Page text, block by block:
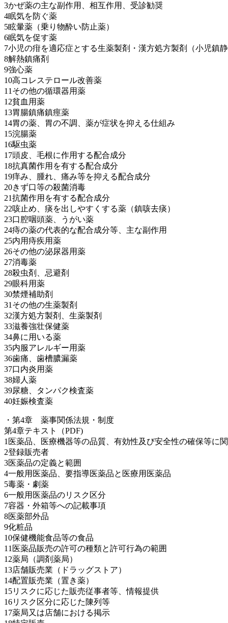
3かぜ薬の主な副作用、相互作用、受診勧奨
4眠気を防ぐ薬
5眩暈薬（乗り物酔い防止薬）
6眠気を促す薬
7小児の疳を適応症とする生薬製剤・漢方処方製剤（小児鎮
8解熱鎮痛剤
9強心薬
10高コレステロール改善薬
11その他の循環器用薬
12貧血用薬
13胃腸鎮痛鎮痙薬
14胃の薬、胃の不調、薬が症状を抑える仕組み
15浣腸薬
16駆虫薬
17頭皮、毛根に作用する配合成分
18抗真菌作用を有する配合成分
19痒み、腫れ、痛み等を抑える配合成分
20きず口等の殺菌消毒
21抗菌作用を有する配合成分
22咳止め、痰を出しやすくする薬（鎮咳去痰）
23口腔咽頭薬、うがい薬
24痔の薬の代表的な配合成分等、主な副作用
25内用痔疾用薬
26その他の泌尿器用薬
27消毒薬
28殺虫剤、忌避剤
29眼科用薬
30禁煙補助剤
31その他の生薬製剤
32漢方処方製剤、生薬製剤
33滋養強壮保健薬
34鼻に用いる薬
35内服アレルギー用薬
36歯痛、歯槽膿漏薬
37口内炎用薬
38婦人薬
39尿糖、タンパク検査薬
40妊娠検査薬
・第4章 薬事関係法規・制度
第4章テキスト（PDF)
1医薬品、医療機器等の品質、有効性及び安全性の確保等に
2登録販売者
3医薬品の定義と範囲
4一般用医薬品、要指導医薬品と医療用医薬品
5毒薬・劇薬
6一般用医薬品のリスク区分
7容器・外箱等への記載事項
8医薬部外品
9化粧品
10保健機能食品等の食品
11医薬品販売の許可の種類と許可行為の範囲
12薬局（調剤薬局）
13店舗販売業（ドラッグストア）
14配置販売業（置き薬）
15リスクに応じた販売従事者等、情報提供
16リスク区分に応じた陳列等
17薬局又は店舗における掲示